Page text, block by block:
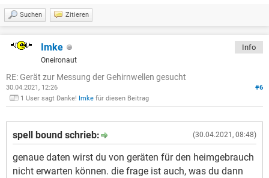
Suchen Zitieren
Imke
Oneironaut
Info
RE: Gerät zur Messung der Gehirnwellen gesucht
#6
30.04.2021, 12:26
1 User sagt Danke! Imke für diesen Beitrag
(30.04.2021, 08:48)
spell bound schrieb:
genaue daten wirst du von geräten für den heimgebrauch
nicht erwarten können. die frage ist auch, was du dann